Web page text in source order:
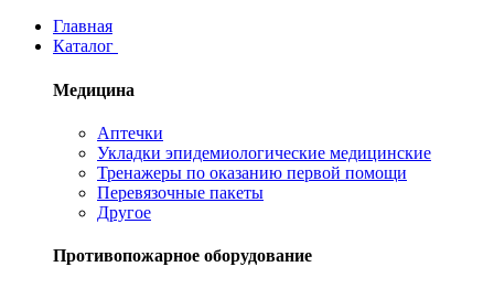
Главная
Каталог
Медицина
Аптечки
Укладки эпидемиологические медицинские
Тренажеры по оказанию первой помощи
Перевязочные пакеты
Другое
Противопожарное оборудование